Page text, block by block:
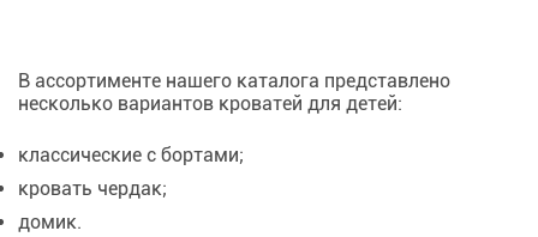
В ассортименте нашего каталога представлено
несколько вариантов кроватей для детей:
классические с бортами;
кровать чердак;
домик.